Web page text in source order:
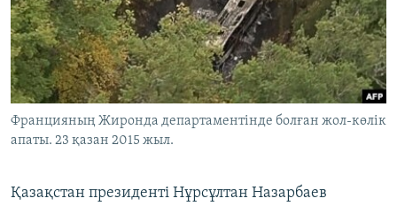
Русский
ЖАЗЫЛЫҢЫЗ
Басқа тілдерде
Францияның Жиронда департаментінде болған жол-көлік
апаты. 23 қазан 2015 жыл.
Қазақстан президенті Нұрсұлтан Назарбаев